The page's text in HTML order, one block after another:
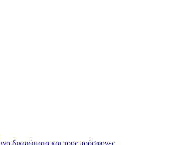
δικαιώματα και τους πρόσφυγες